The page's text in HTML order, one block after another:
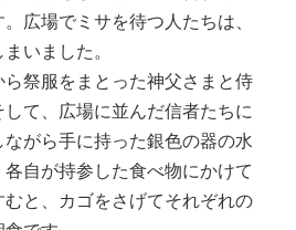
広場でミサを待つ人たちは、
いました。
祭服をまとった神父さまと侍
て、広場に並んだ信者たちに
がら手に持った銀色の器の水
自が持参した食べ物にかけて
と、カゴをさげてそれぞれの